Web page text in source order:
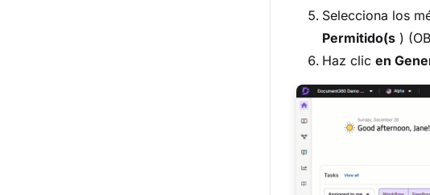
Selecciona los
Permitido(s )
Haz clic en